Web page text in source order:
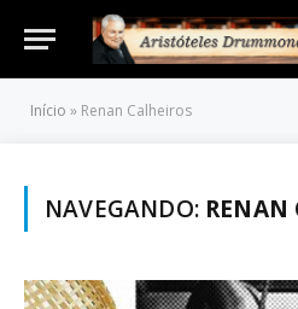
Início » Renan Calheiros
NAVEGANDO: RENAN